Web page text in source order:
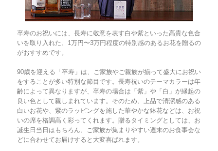
卒寿のお祝いには、長寿に敬意を表す白や紫といった高貴な色合
いを取り入れた、1万円〜3万円程度の特別感のあるお花を贈るの
がおすすめです。
90歳を迎える「卒寿」は、ご家族やご親族が揃って盛大にお祝い
をすることが多い特別な節目です。長寿祝いのテーマカラーは年
齢によって異なりますが、卒寿の場合は「紫」や「白」が縁起の
良い色として親しまれています。そのため、上品で清潔感のある
白いお花や、紫のラッピングを施した華やかな鉢花などは、お祝
いの席を格調高く彩ってくれます。贈るタイミングとしては、お
誕生日当日はもちろん、ご家族が集まりやすい週末のお食事会な
どに合わせてお届けすると大変喜ばれます。